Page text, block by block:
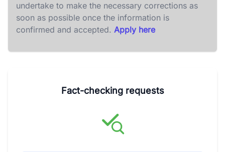
undertake to make the necessary corrections as
soon as possible once the information is
confirmed and accepted. Apply here
Fact-checking requests